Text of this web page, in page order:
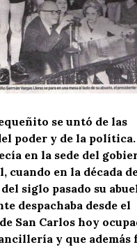
se untó de las
poder y de la política.
en la sede del
cuando en la década
siglo pasado su
despachaba desde el
San Carlos hoy
y que además